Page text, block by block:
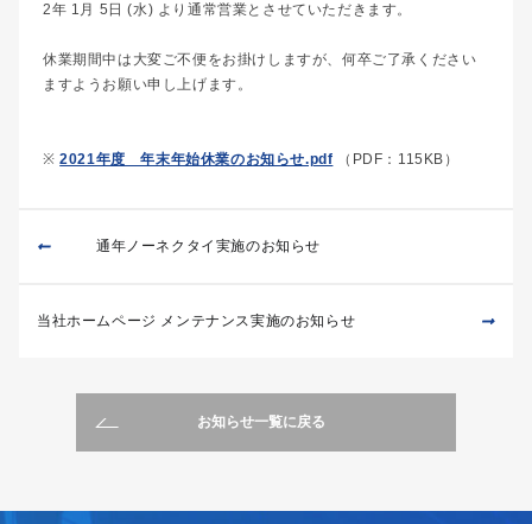
2年 1月 5日 (水) より通常営業とさせていただきます。
休業期間中は大変ご不便をお掛けしますが、何卒ご了承ください
ますようお願い申し上げます。
※2021年度 年末年始休業のお知らせ.pdf （PDF：115KB）
通年ノーネクタイ実施のお知らせ
当社ホームページ メンテナンス実施のお知らせ
お知らせ一覧に戻る